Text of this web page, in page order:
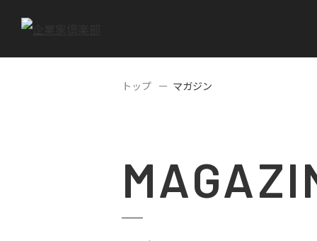
トップ マガジン